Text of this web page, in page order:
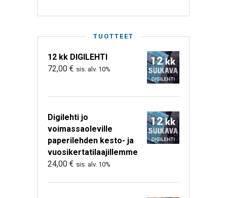
TUOTTEET
12 kk DIGILEHTI
72,00 € sis. alv. 10%
Digilehti jo
voimassaoleville
paperilehden kesto- ja
vuosikertatilaajillemme
24,00 € sis. alv. 10%